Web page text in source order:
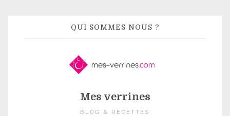
QUI SOMMES NOUS ?
Mes verrines
BLOG & RECETTES